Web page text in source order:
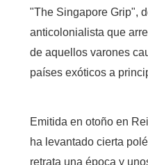
"The Singapore Grip",
anticolonialista que
de aquellos varones
países exóticos a
Emitida en otoño en
ha levantado cierta
retrata una época y